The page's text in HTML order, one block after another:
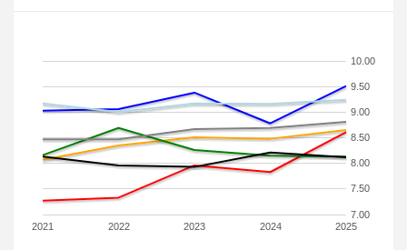
2021 2022 2023 2024 2025
7.00
7.50
8.00
8.50
9.00
9.50
10.00